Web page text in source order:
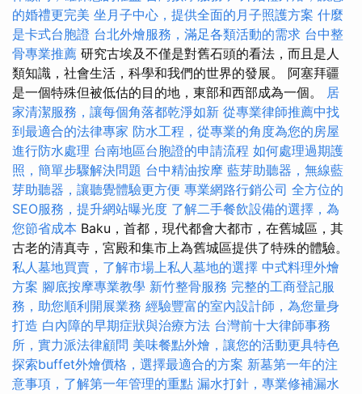
的婚禮更完美 坐月子中心，提供全面的月子照護方案 什麼
是卡式台胞證 台北外燴服務，滿足各類活動的需求 台中整
骨專業推薦 研究古埃及不僅是對舊石頭的看法，而且是人
類知識，社會生活，科學和我們的世界的發展。 阿塞拜疆
是一個特殊但被低估的目的地，東部和西部成為一個。 居
家清潔服務，讓每個角落都乾淨如新 從專業律師推薦中找
到最適合的法律專家 防水工程，從專業的角度為您的房屋
進行防水處理 台南地區台胞證的申請流程 如何處理過期護
照，簡單步驟解決問題 台中精油按摩 藍芽助聽器，無線藍
芽助聽器，讓聽覺體驗更方便 專業網路行銷公司 全方位的
SEO服務，提升網站曝光度 了解二手餐飲設備的選擇，為
您節省成本 Baku，首都，現代都會大都市，在舊城區，其
古老的清真寺，宮殿和集市上為舊城區提供了特殊的體驗。
私人墓地買賣，了解市場上私人墓地的選擇 中式料理外燴
方案 腳底按摩專業教學 新竹整骨服務 完整的工商登記服
務，助您順利開展業務 經驗豐富的室內設計師，為您量身
打造 白內障的早期症狀與治療方法 台灣前十大律師事務
所，實力派法律顧問 美味餐點外燴，讓您的活動更具特色
探索buffet外燴價格，選擇最適合的方案 新墓第一年的注
意事項，了解第一年管理的重點 漏水打針，專業修補漏水